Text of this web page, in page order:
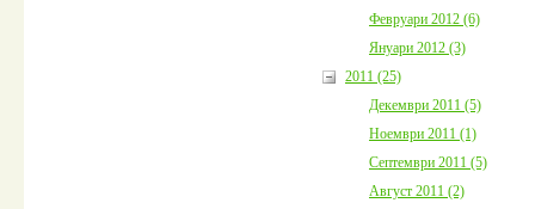
Февруари 2012 (6)
Януари 2012 (3)
2011 (25)
Декември 2011 (5)
Ноември 2011 (1)
Септември 2011 (5)
Август 2011 (2)